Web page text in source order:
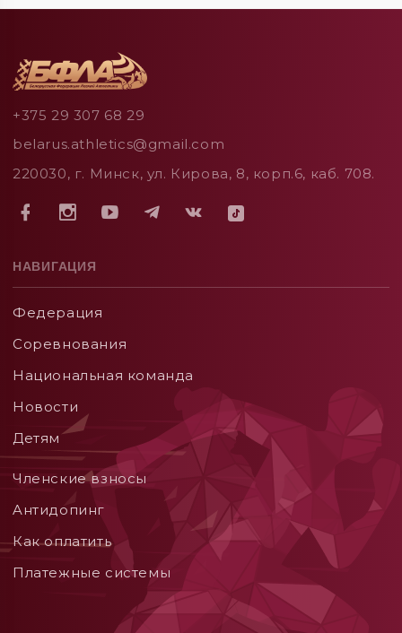
+375 29 307 68 29
belarus.athletics@gmail.com
220030, г. Минск, ул. Кирова, 8, корп.6, каб. 708.
НАВИГАЦИЯ
Федерация
Соревнования
Национальная команда
Новости
Детям
Членские взносы
Aнтидопинг
Как оплатить
Платежные системы